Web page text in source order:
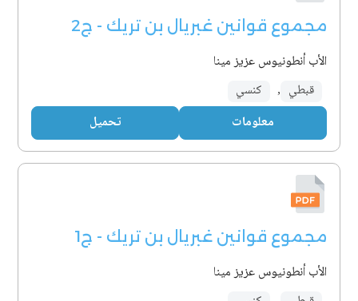
مجموع قوانين غبريال بن تريك - ج2
الأب أنطونيوس عزيز مينا
قبطي , كنسي
معلومات تحميل
مجموع قوانين غبريال بن تريك - ج1
الأب أنطونيوس عزيز مينا